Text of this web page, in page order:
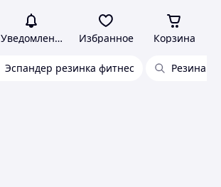
Уведомления Избранное Корзина
Эспандер резинка фитнес Резина